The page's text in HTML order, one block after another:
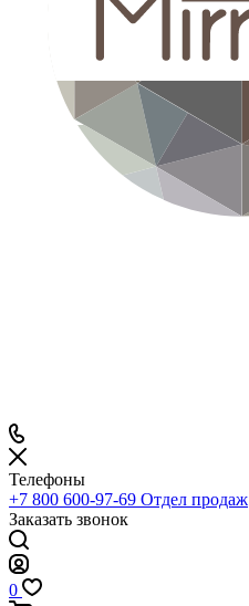
Телефоны
+7 800 600-97-69 Отдел продаж
Заказать звонок
0